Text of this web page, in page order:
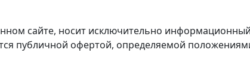
сайте, носит исключительно информационный
публичной офертой, определяемой